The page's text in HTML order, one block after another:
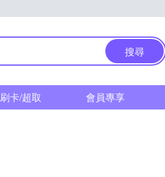
搜尋
刷卡/超取 會員專享